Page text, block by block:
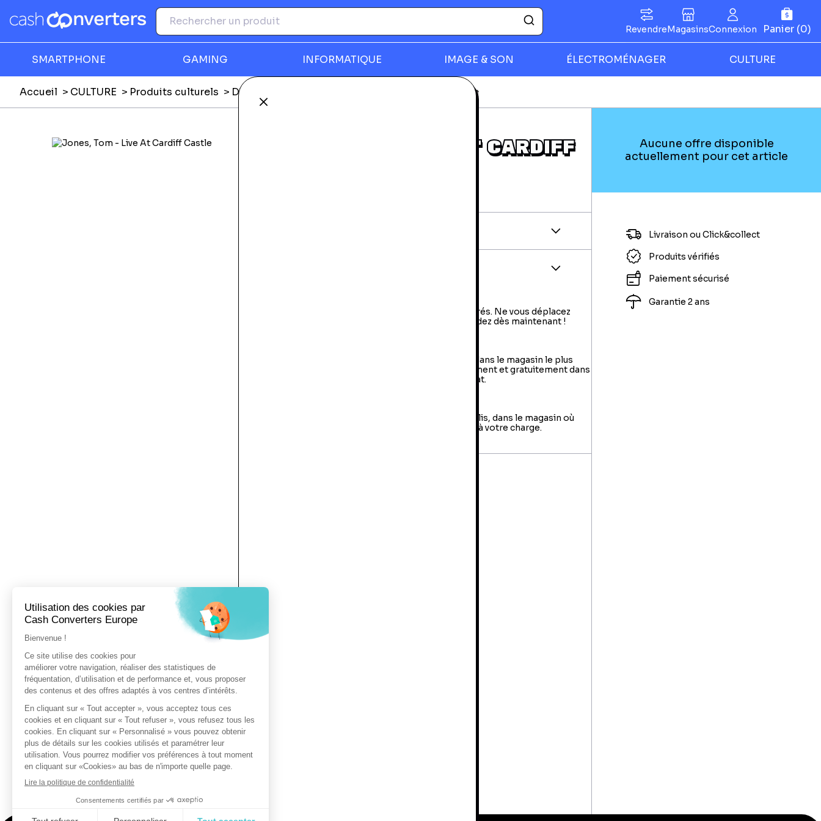
Panier (0)
RevendreMagasinsConnexion
SMARTPHONE GAMING INFORMATIQUE IMAGE & SON ÉLECTROMÉNAGER CULTURE
Fermer
Accueil CULTURE Produits culturels DVD, Blu-ray Jones, Tom - Live At Cardiff Castle
JONES, TOM - LIVE AT CARDIFF
Livraison à domicile : livraison sous 2 à 5 jours ouvrés. Ne vous déplacez
plus, votre colis arrive à votre domicile ! Commandez dès maintenant !
Le retrait en magasin : sélectionner vos produits dans le magasin le plus
proche de chez vous et retirer votre colis directement et gratuitement dans
le magasin au sein duquel vous avez effectué l’achat.
Vous avez jusqu'à 14 jours pour retourner votre colis, dans le magasin où
vous avez fait votre achat. Les frais de retour sont à votre charge.
Aucune offre disponible
actuellement pour cet article
Livraison ou Click&collect
Produits vérifiés
Paiement sécurisé
Garantie 2 ans